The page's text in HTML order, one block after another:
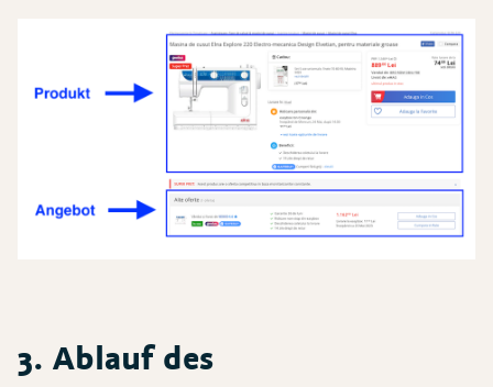
3. Ablauf des